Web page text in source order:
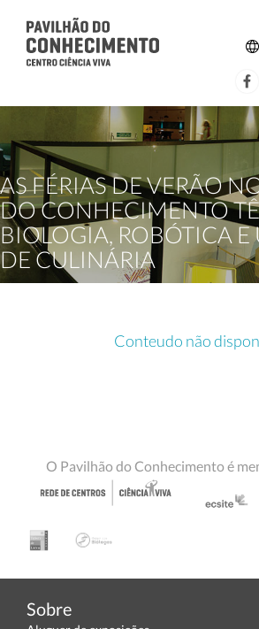
AS FÉRIAS DE VERÃO
DO CONHECIMENTO
BIOLOGIA, ROBÓTICA
DE CULINÁRIA
Conteudo não
O Pavilhão do Conhecimento é
Sobre